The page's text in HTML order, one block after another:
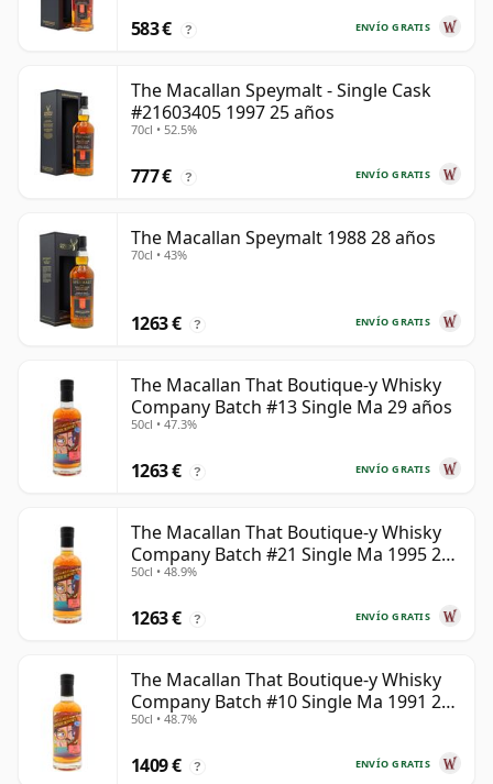
ENVÍO GRATIS
583 € ?
The Macallan Speymalt - Single Cask
#21603405 1997 25 años
70cl • 52.5%
ENVÍO GRATIS
777 € ?
The Macallan Speymalt 1988 28 años
70cl • 43%
ENVÍO GRATIS
1263 € ?
The Macallan That Boutique-y Whisky
Company Batch #13 Single Ma 29 años
50cl • 47.3%
ENVÍO GRATIS
1263 € ?
The Macallan That Boutique-y Whisky
Company Batch #21 Single Ma 1995 24
años
50cl • 48.9%
ENVÍO GRATIS
1263 € ?
The Macallan That Boutique-y Whisky
Company Batch #10 Single Ma 1991 26
años
50cl • 48.7%
ENVÍO GRATIS
1409 € ?